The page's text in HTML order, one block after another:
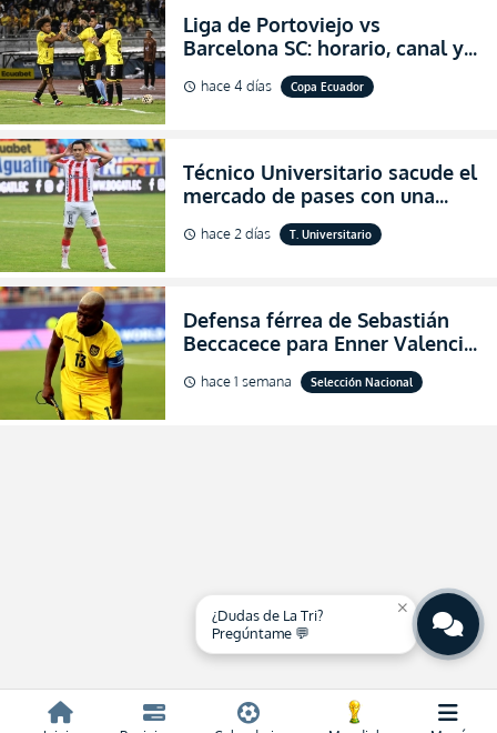
Liga de Portoviejo vs
Barcelona SC: horario, canal y
dónde ver EN VIVO los octavos
de final de la Copa Ecuador
schedule hace 4 días Copa Ecuador
Técnico Universitario sacude el
mercado de pases con una
verdadera revolución para
asegurar la permanencia
schedule hace 2 días T. Universitario
Defensa férrea de Sebastián
Beccacece para Enner Valencia
al indicar que era el hombre
indicado para Ecuador
schedule hace 1 semana Selección Nacional
close
¿Dudas de La Tri?
Pregúntame 💬